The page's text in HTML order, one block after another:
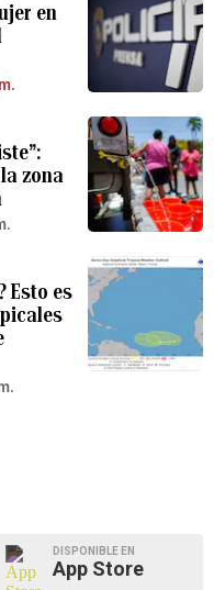
en
zona
Esto es
DISPONIBLE EN
App Store